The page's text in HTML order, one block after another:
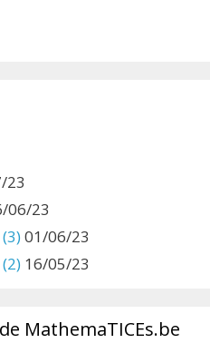
23
06/23
01/06/23
16/05/23
MathemaTICEs.be